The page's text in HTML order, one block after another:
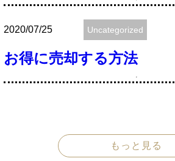
2020/07/25 Uncategorized
お得に売却する方法
もっと見る